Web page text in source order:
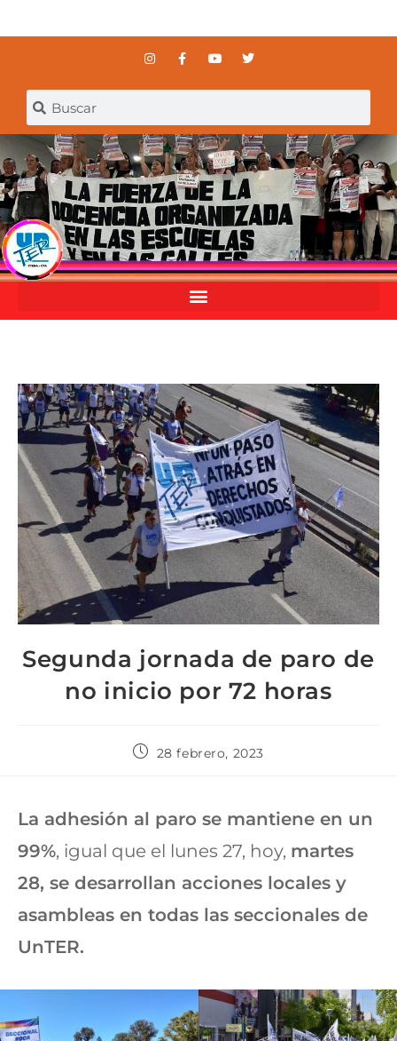
Segunda jornada de paro de
no inicio por 72 horas
28 febrero, 2023
La adhesión al paro se mantiene en un
99%, igual que el lunes 27, hoy, martes
28, se desarrollan acciones locales y
asambleas en todas las seccionales de
UnTER.